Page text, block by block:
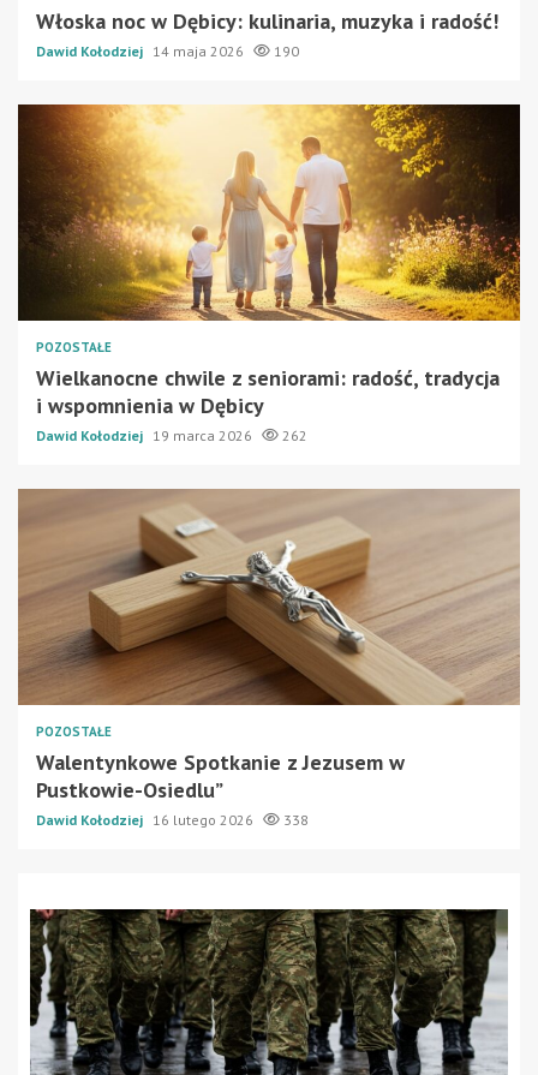
Włoska noc w Dębicy: kulinaria, muzyka i radość!
Dawid Kołodziej 14 maja 2026 190
POZOSTAŁE
Wielkanocne chwile z seniorami: radość, tradycja
i wspomnienia w Dębicy
Dawid Kołodziej 19 marca 2026 262
POZOSTAŁE
Walentynkowe Spotkanie z Jezusem w
Pustkowie-Osiedlu”
Dawid Kołodziej 16 lutego 2026 338